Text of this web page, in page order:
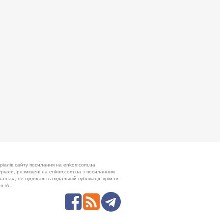
сайту посилання на enkorr.com.ua
розміщені на enkorr.com.ua з посиланням
не підлягають подальшій публікації, крім як
ІА.